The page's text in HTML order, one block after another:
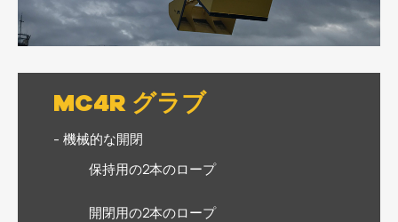
MC4R グラブ
- 機械的な開閉
保持用の2本のロープ
開閉用の2本のロープ